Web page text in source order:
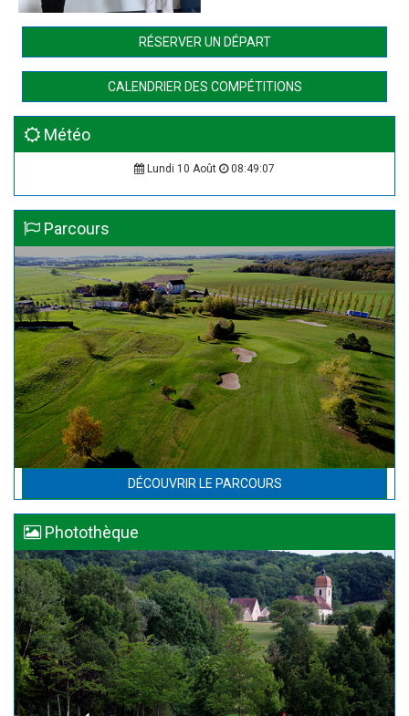
RÉSERVER UN DÉPART
CALENDRIER DES COMPÉTITIONS
Météo
Lundi 10 Août 08:49:07
Parcours
DÉCOUVRIR LE PARCOURS
Photothèque